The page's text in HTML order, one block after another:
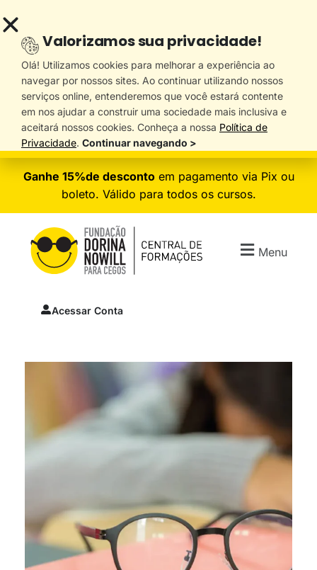
Ganhe 15%de descontoem pagamento via Pix ou
boleto. Válido para todos os cursos.
Menu
Acessar Conta
Valorizamos sua privacidade!
Olá! Utilizamos cookies para melhorar a experiência ao
navegar por nossos sites. Ao continuar utilizando nossos
serviços online, entenderemos que você estará contente
em nos ajudar a construir uma sociedade mais inclusiva e
aceitará nossos cookies. Conheça a nossa Política de
Privacidade. Continuar navegando >